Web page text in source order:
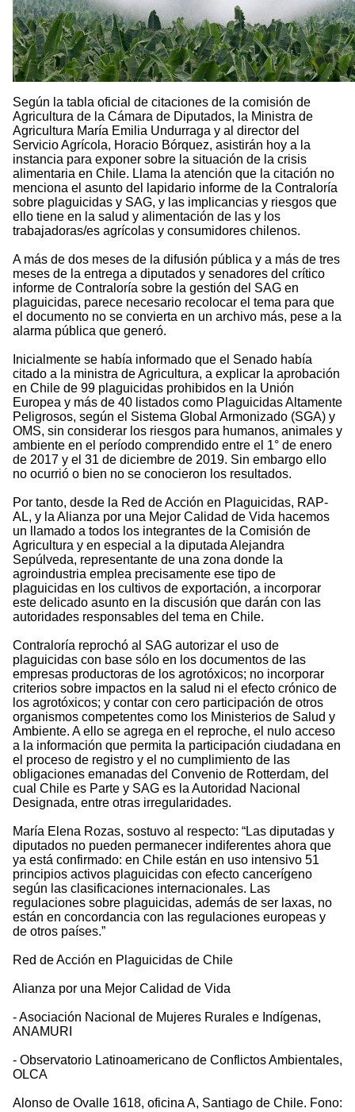
Según la tabla oficial de citaciones de la comisión de
Agricultura de la Cámara de Diputados, la Ministra de
Agricultura María Emilia Undurraga y al director del
Servicio Agrícola, Horacio Bórquez, asistirán hoy a la
instancia para exponer sobre la situación de la crisis
alimentaria en Chile. Llama la atención que la citación no
menciona el asunto del lapidario informe de la Contraloría
sobre plaguicidas y SAG, y las implicancias y riesgos que
ello tiene en la salud y alimentación de las y los
trabajadoras/es agrícolas y consumidores chilenos.
A más de dos meses de la difusión pública y a más de tres
meses de la entrega a diputados y senadores del crítico
informe de Contraloría sobre la gestión del SAG en
plaguicidas, parece necesario recolocar el tema para que
el documento no se convierta en un archivo más, pese a la
alarma pública que generó.
Inicialmente se había informado que el Senado había
citado a la ministra de Agricultura, a explicar la aprobación
en Chile de 99 plaguicidas prohibidos en la Unión
Europea y más de 40 listados como Plaguicidas Altamente
Peligrosos, según el Sistema Global Armonizado (SGA) y
OMS, sin considerar los riesgos para humanos, animales y
ambiente en el período comprendido entre el 1° de enero
de 2017 y el 31 de diciembre de 2019. Sin embargo ello
no ocurrió o bien no se conocieron los resultados.
Por tanto, desde la Red de Acción en Plaguicidas, RAP-
AL, y la Alianza por una Mejor Calidad de Vida hacemos
un llamado a todos los integrantes de la Comisión de
Agricultura y en especial a la diputada Alejandra
Sepúlveda, representante de una zona donde la
agroindustria emplea precisamente ese tipo de
plaguicidas en los cultivos de exportación, a incorporar
este delicado asunto en la discusión que darán con las
autoridades responsables del tema en Chile.
Contraloría reprochó al SAG autorizar el uso de
plaguicidas con base sólo en los documentos de las
empresas productoras de los agrotóxicos; no incorporar
criterios sobre impactos en la salud ni el efecto crónico de
los agrotóxicos; y contar con cero participación de otros
organismos competentes como los Ministerios de Salud y
Ambiente. A ello se agrega en el reproche, el nulo acceso
a la información que permita la participación ciudadana en
el proceso de registro y el no cumplimiento de las
obligaciones emanadas del Convenio de Rotterdam, del
cual Chile es Parte y SAG es la Autoridad Nacional
Designada, entre otras irregularidades.
María Elena Rozas, sostuvo al respecto: “Las diputadas y
diputados no pueden permanecer indiferentes ahora que
ya está confirmado: en Chile están en uso intensivo 51
principios activos plaguicidas con efecto cancerígeno
según las clasificaciones internacionales. Las
regulaciones sobre plaguicidas, además de ser laxas, no
están en concordancia con las regulaciones europeas y
de otros países.”
Red de Acción en Plaguicidas de Chile
Alianza por una Mejor Calidad de Vida
- Asociación Nacional de Mujeres Rurales e Indígenas,
ANAMURI
- Observatorio Latinoamericano de Conflictos Ambientales,
OLCA
Alonso de Ovalle 1618, oficina A, Santiago de Chile. Fono: